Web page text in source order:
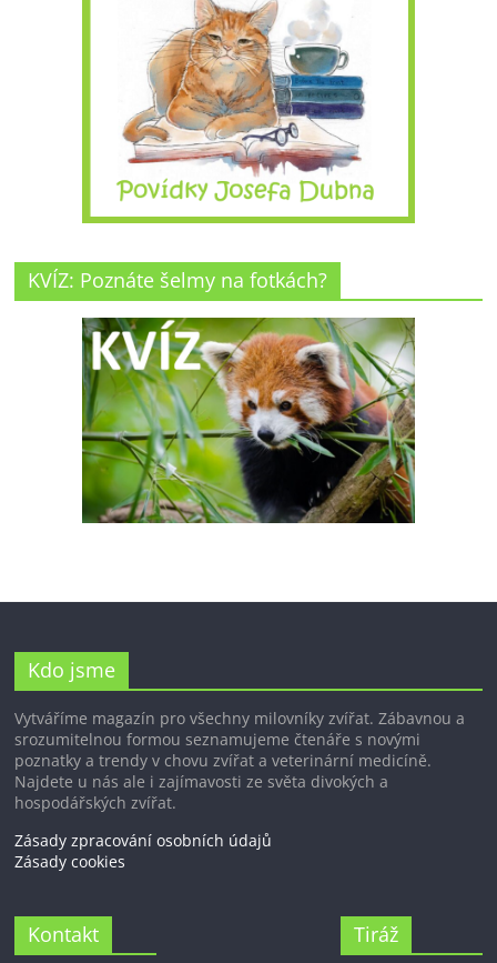
KVÍZ: Poznáte šelmy na fotkách?
Kdo jsme
Vytváříme magazín pro všechny milovníky zvířat. Zábavnou a
srozumitelnou formou seznamujeme čtenáře s novými
poznatky a trendy v chovu zvířat a veterinární medicíně.
Najdete u nás ale i zajímavosti ze světa divokých a
hospodářských zvířat.
Zásady zpracování osobních údajů
Zásady cookies
Kontakt Tiráž